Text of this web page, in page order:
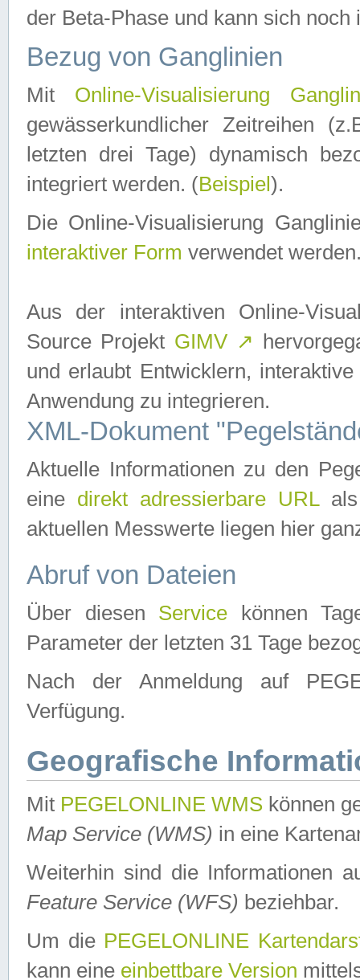
der Beta-Phase und kann sich noch
Bezug von Ganglinien
Mit Online-Visualisierung
gewässerkundlicher Zeitreihen
letzten drei Tage) dynamisch
integriert werden. (Beispiel ).
Die Online-Visualisierung
interaktiver Form verwendet
Aus der interaktiven Online-
Source Projekt GIMV ↗
und erlaubt Entwicklern,
Anwendung zu integrieren.
XML-Dokument
Aktuelle Informationen zu den
eine direkt adressierbare URLals
aktuellen Messwerte liegen hier
Abruf von Dateien
Über diesen Service können
Parameter der letzten 31 Tage
Nach der Anmeldung auf
Verfügung.
Geografische
Mit PEGELONLINE WMS können
Map Service (WMS) in eine
Weiterhin sind die Informationen
Feature Service (WFS) beziehbar.
Um die PEGELONLINE
kann eine einbettbare Version